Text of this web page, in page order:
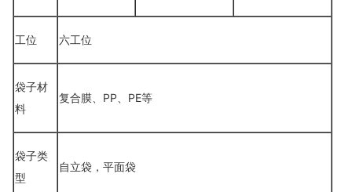
工位 六工位
袋子材
料
复合膜、PP、PE等
袋子类
型
自立袋，平面袋